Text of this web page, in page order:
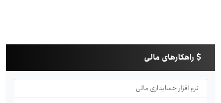
راهکارهای مالی
نرم افزار حسابداری مالی